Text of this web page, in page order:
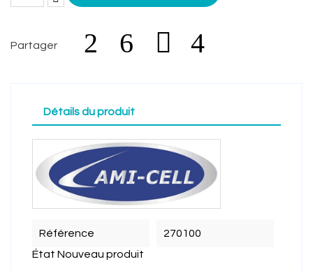
Partager
Détails du produit
Référence
270100
État Nouveau produit